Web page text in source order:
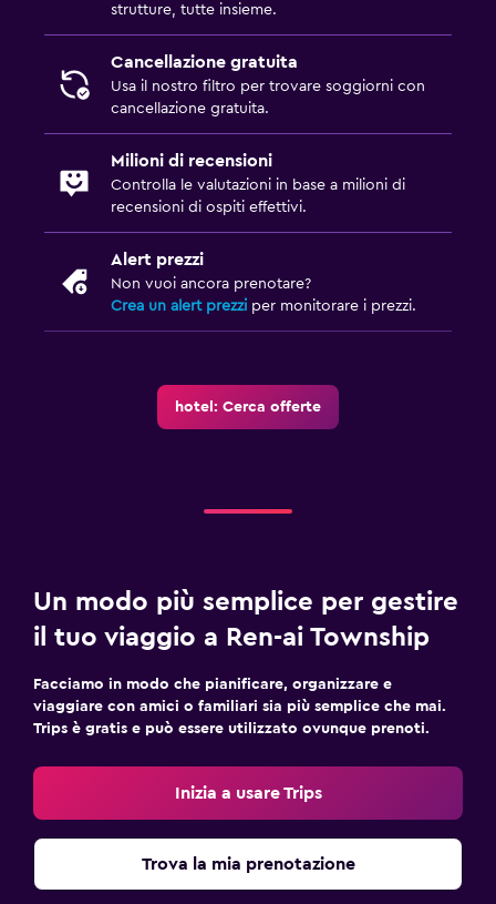
strutture, tutte insieme.
Cancellazione gratuita
Usa il nostro filtro per trovare soggiorni con
cancellazione gratuita.
Milioni di recensioni
Controlla le valutazioni in base a milioni di
recensioni di ospiti effettivi.
Alert prezzi
Non vuoi ancora prenotare?
Crea un alert prezzi per monitorare i prezzi.
hotel: Cerca offerte
Un modo più semplice per gestire
il tuo viaggio a Ren-ai Township
Facciamo in modo che pianificare, organizzare e
viaggiare con amici o familiari sia più semplice che mai.
Trips è gratis e può essere utilizzato ovunque prenoti.
Inizia a usare Trips
Trova la mia prenotazione